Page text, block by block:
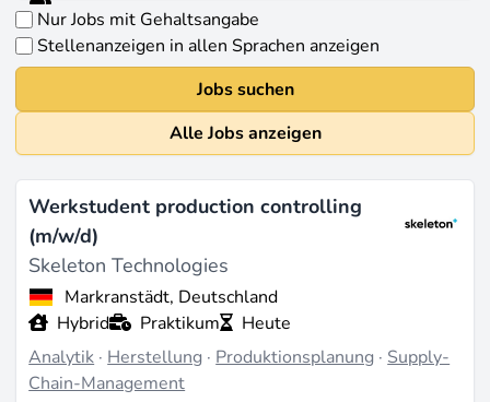
Nur Jobs mit Gehaltsangabe
Stellenanzeigen in allen Sprachen anzeigen
Jobs suchen
Alle Jobs anzeigen
Werkstudent production controlling
(m/w/d)
Skeleton Technologies
Markranstädt, Deutschland
Hybrid
Praktikum
Heute
Analytik · Herstellung · Produktionsplanung · Supply-
Chain-Management